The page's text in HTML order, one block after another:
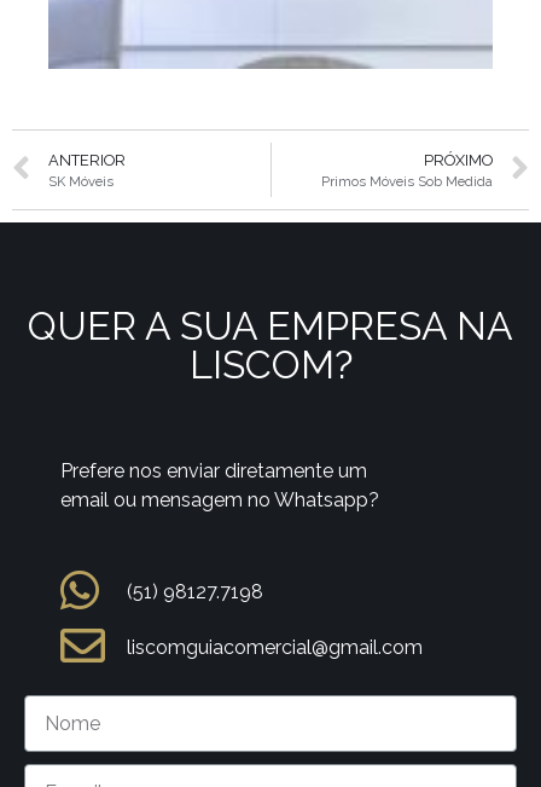
ANTERIOR
SK Móveis
PRÓXIMO
Primos Móveis Sob Medida
QUER A SUA EMPRESA NA
LISCOM?
Prefere nos enviar diretamente um
email ou mensagem no Whatsapp?
(51) 98127.7198
liscomguiacomercial@gmail.com